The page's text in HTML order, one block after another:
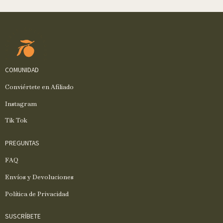
COMUNIDAD
Conviértete en Afiliado
Instagram
Tik Tok
PREGUNTAS
FAQ
Envíos y Devoluciones
Política de Privacidad
SUSCRÍBETE